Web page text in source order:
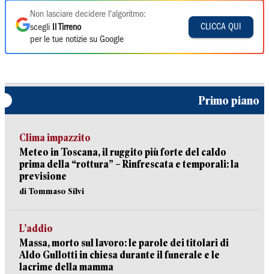
Non lasciare decidere l'algoritmo:
scegli
Il Tirreno
per le tue notizie su Google
CLICCA QUI
Primo piano
Clima impazzito
Meteo in Toscana, il ruggito più forte del caldo
prima della “rottura” – Rinfrescata e temporali: la
previsione
di Tommaso Silvi
L’addio
Massa, morto sul lavoro: le parole dei titolari di
Aldo Gullotti in chiesa durante il funerale e le
lacrime della mamma